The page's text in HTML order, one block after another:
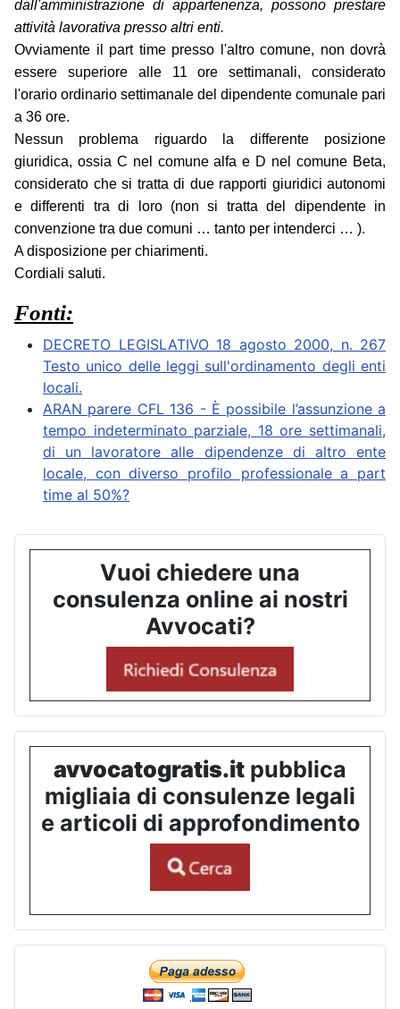
dall'amministrazione di appartenenza, possono prestare
attività lavorativa presso altri enti.
Ovviamente il part time presso l'altro comune, non dovrà
essere superiore alle 11 ore settimanali, considerato
l'orario ordinario settimanale del dipendente comunale pari
a 36 ore.
Nessun problema riguardo la differente posizione
giuridica, ossia C nel comune alfa e D nel comune Beta,
considerato che si tratta di due rapporti giuridici autonomi
e differenti tra di loro (non si tratta del dipendente in
convenzione tra due comuni … tanto per intenderci … ).
A disposizione per chiarimenti.
Cordiali saluti.
Fonti:
DECRETO LEGISLATIVO 18 agosto 2000, n. 267
Testo unico delle leggi sull'ordinamento degli enti
locali.
ARAN parere CFL 136 - È possibile l’assunzione a
tempo indeterminato parziale, 18 ore settimanali,
di un lavoratore alle dipendenze di altro ente
locale, con diverso profilo professionale a part
time al 50%?
Vuoi chiedere una
consulenza online ai nostri
Avvocati?
avvocatogratis.it pubblica
migliaia di consulenze legali
e articoli di approfondimento